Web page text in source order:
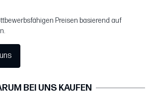
Preisen basierend auf
BEI UNS KAUFEN